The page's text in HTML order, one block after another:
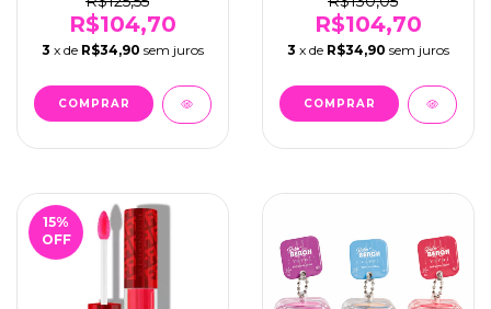
R$104,70
3 x de R$34,90 sem juros
R$104,70
3 x de R$34,90 sem juros
15%
OFF